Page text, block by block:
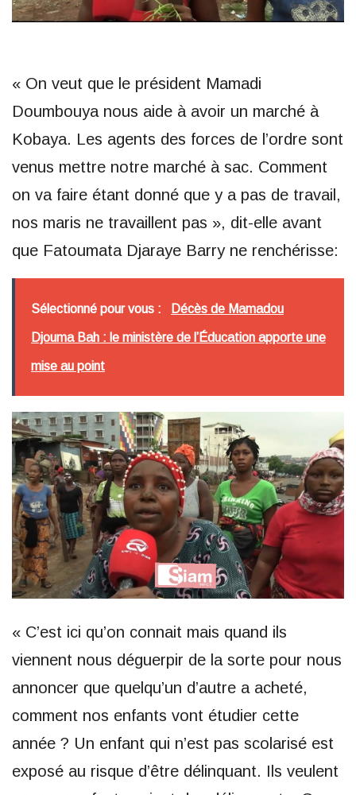
« On veut que le président Mamadi
Doumbouya nous aide à avoir un marché à
Kobaya. Les agents des forces de l’ordre sont
venus mettre notre marché à sac. Comment
on va faire étant donné que y a pas de travail,
nos maris ne travaillent pas », dit-elle avant
que Fatoumata Djaraye Barry ne renchérisse:
Sélectionné pour vous : Décès de Mamadou
Djouma Bah : le ministère de l’Éducation apporte une
mise au point
« C’est ici qu’on connait mais quand ils
viennent nous déguerpir de la sorte pour nous
annoncer que quelqu’un d’autre a acheté,
comment nos enfants vont étudier cette
année ? Un enfant qui n’est pas scolarisé est
exposé au risque d’être délinquant. Ils veulent